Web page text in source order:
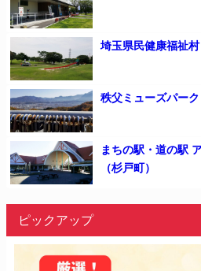
埼玉県民健康福祉村
秩父ミューズパーク
まちの駅・道の駅
（杉戸町）
ピックアップ